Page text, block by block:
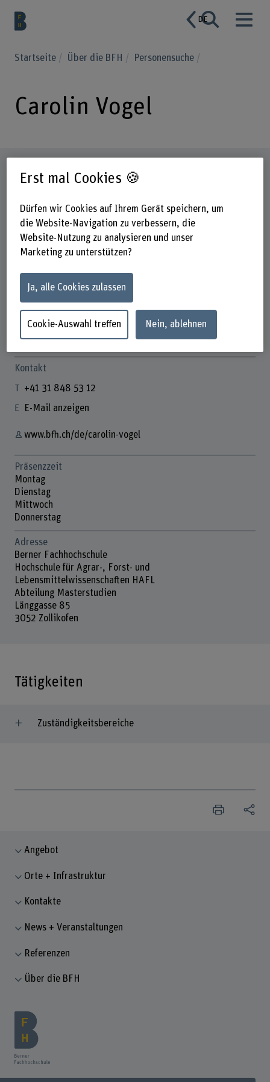
DE
Startseite Über die BFH Personensuche
Carolin Vogel
Steckbrief
Carolin Vogel
Assistentin
Kontakt
+41 31 848 53 12
E-Mail anzeigen
www.bfh.ch/de/carolin-vogel
Präsenzzeit
Montag
Dienstag
Mittwoch
Donnerstag
Adresse
Berner Fachhochschule
Hochschule für Agrar-, Forst- und
Lebensmittelwissenschaften HAFL
Abteilung Masterstudien
Länggasse 85
3052 Zollikofen
Tätigkeiten
Zuständigkeitsbereiche
Angebot
Orte + Infrastruktur
Kontakte
News + Veranstaltungen
Referenzen
Über die BFH
Erst mal Cookies 🍪
Dürfen wir Cookies auf Ihrem Gerät speichern, um
die Website-Navigation zu verbessern, die
Website-Nutzung zu analysieren und unser
Marketing zu unterstützen?
Ja, alle Cookies zulassen
Cookie-Auswahl treffen Nein, ablehnen